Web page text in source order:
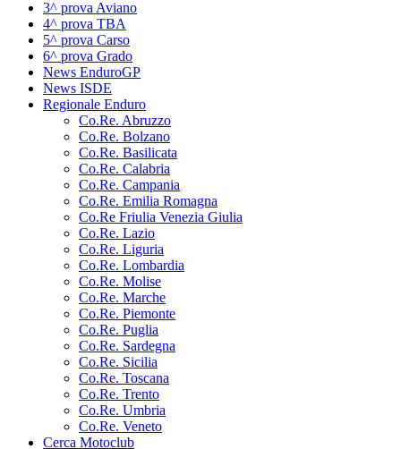
3^ prova Aviano
4^ prova TBA
5^ prova Carso
6^ prova Grado
News EnduroGP
News ISDE
Regionale Enduro
Co.Re. Abruzzo
Co.Re. Bolzano
Co.Re. Basilicata
Co.Re. Calabria
Co.Re. Campania
Co.Re. Emilia Romagna
Co.Re Friulia Venezia Giulia
Co.Re. Lazio
Co.Re. Liguria
Co.Re. Lombardia
Co.Re. Molise
Co.Re. Marche
Co.Re. Piemonte
Co.Re. Puglia
Co.Re. Sardegna
Co.Re. Sicilia
Co.Re. Toscana
Co.Re. Trento
Co.Re. Umbria
Co.Re. Veneto
Cerca Motoclub